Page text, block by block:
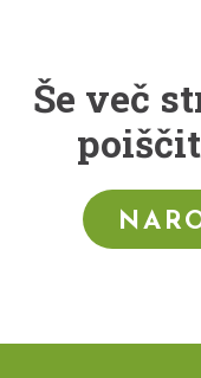
Še več